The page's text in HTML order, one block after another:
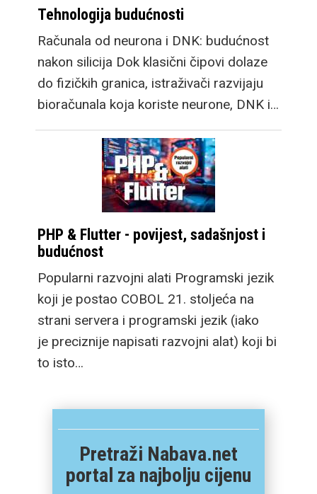
Tehnologija budućnosti
Računala od neurona i DNK: budućnost
nakon silicija Dok klasični čipovi dolaze
do fizičkih granica, istraživači razvijaju
bioračunala koja koriste neurone, DNK i…
PHP & Flutter - povijest, sadašnjost i
budućnost
Popularni razvojni alati Programski jezik
koji je postao COBOL 21. stoljeća na
strani servera i programski jezik (iako
je preciznije napisati razvojni alat) koji bi
to isto…
Pretraži Nabava.net
portal za najbolju cijenu